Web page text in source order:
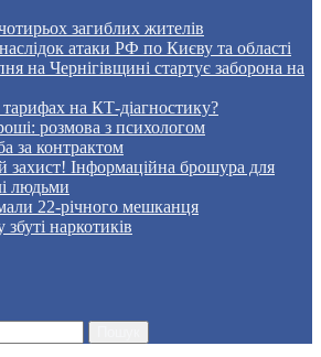
загиблих жителів
атаки РФ по Києву та області
на Чернігівщині стартує заборона на
на КТ-діагностику?
розмова з психологом
за контрактом
захист! Інформаційна брошура для
людьми
22-річного мешканця
наркотиків